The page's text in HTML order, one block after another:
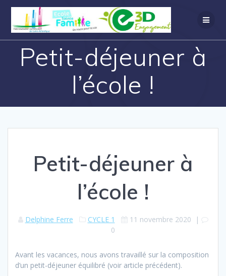
Petit-déjeuner à
l’école !
Petit-déjeuner à
l’école !
Delphine Ferre CYCLE 1 11 novembre 2020 |
0
Avant les vacances, nous avons travaillé sur la composition
d’un petit-déjeuner équilibré (voir article précédent).